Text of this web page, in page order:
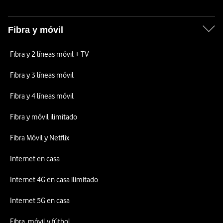
Fibra y móvil
Fibra y 2 líneas móvil + TV
Fibra y 3 líneas móvil
Fibra y 4 líneas móvil
Fibra y móvil ilimitado
Fibra Móvil y Netflix
Internet en casa
Internet 4G en casa ilimitado
Internet 5G en casa